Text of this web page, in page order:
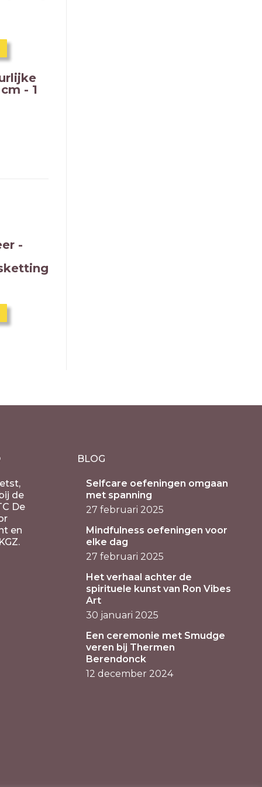
- 1
-
de
De
en
BLOG
Selfcare oefeningen omgaan
met spanning
27 februari 2025
Mindfulness oefeningen voor
elke dag
27 februari 2025
Het verhaal achter de
spirituele kunst van Ron Vibes
Art
30 januari 2025
Een ceremonie met Smudge
veren bij Thermen
Berendonck
12 december 2024